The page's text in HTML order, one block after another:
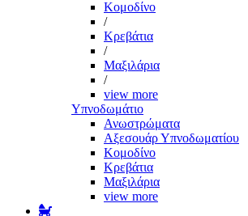
Κομοδίνο
/
Κρεβάτια
/
Μαξιλάρια
/
view more
Υπνοδωμάτιο
Ανωστρώματα
Αξεσουάρ Υπνοδωματίου
Κομοδίνο
Κρεβάτια
Μαξιλάρια
view more